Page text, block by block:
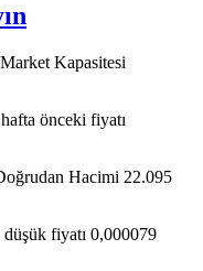
Kapasitesi
önceki fiyatı
Hacimi 22.095
fiyatı 0,000079